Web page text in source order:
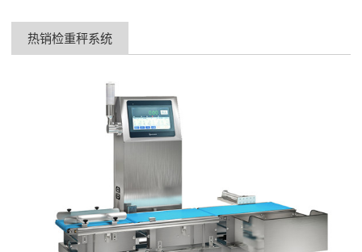
热销检重秤系统